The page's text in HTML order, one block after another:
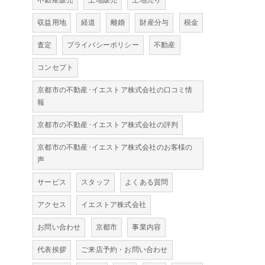
収益用地 経道 離婚 財産分与 税金
査定 プライバシーポリシー 不動産
コンセプト
京都市の不動産･イエストア株式会社の口コミ情
報
京都市の不動産･イエストア株式会社の評判
京都市の不動産･イエストア株式会社のお客様の
声
サービス スタッフ よくある質問
アクセス イエストア株式会社
お問い合わせ 京都市 事業内容
代表挨拶 ご来店予約・お問い合わせ